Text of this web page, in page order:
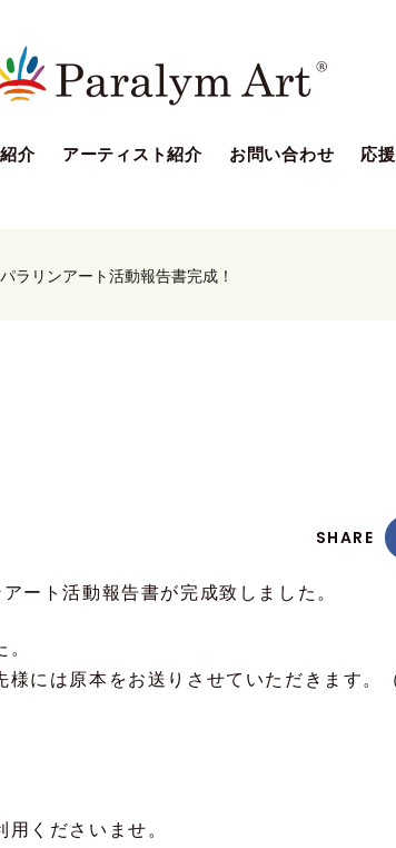
介 アーティスト紹介 お問い合わせ 応
パラリンアート活動報告書完成！
SHARE
ト活動報告書が完成致しました。
には原本をお送りさせていただきます。
くださいませ。